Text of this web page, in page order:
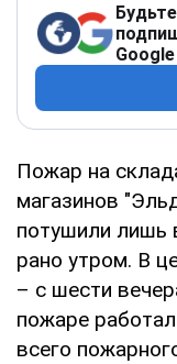
Google
Пожар на
магазинов
потушили лишь
рано утром. В
– с шести
пожаре
всего